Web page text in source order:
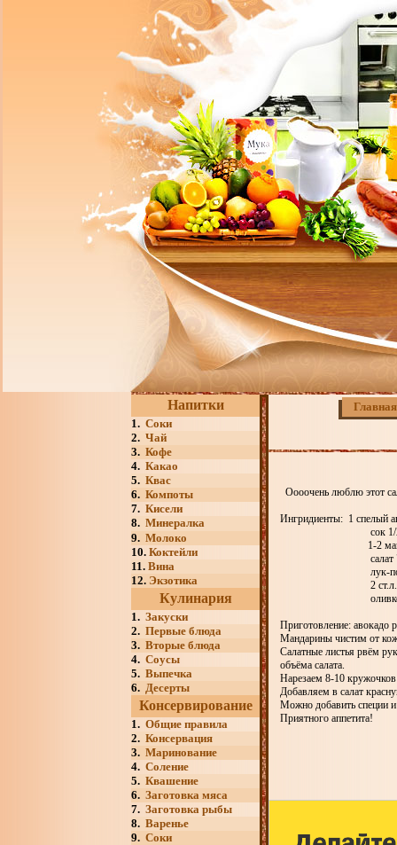
Напитки
1. Соки
2. Чай
3. Кофе
4. Какао
5. Квас
6. Компоты
7. Кисели
8. Минералка
9. Молоко
10. Коктейли
11. Вина
12. Экзотика
Кулинария
1. Закуски
2. Первые блюда
3. Вторые блюда
4. Соусы
5. Выпечка
6. Десерты
Консервирование
1. Общие правила
2. Консервация
3. Маринование
4. Соление
5. Квашение
6. Заготовка мяса
7. Заготовка рыбы
8. Варенье
9. Соки
Главная
Оооочень люблю этот
Ингридиенты: 1 спелый
сок 1/2
1-2
салат
лук-
2 ст.л. ложки
оливковое
Приготовление:
Мандарины чистим от
Салатные листья рвём
объёма салата.
Нарезаем 8-10 кружочков
Добавляем в салат
Можно добавить специи
Приятного аппетита!